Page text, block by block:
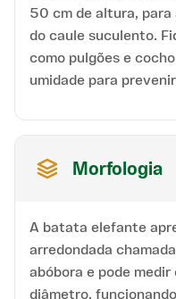
50 cm de altura,
do caule suculento.
como pulgões e
umidade para
Morfologia
A batata elefante
arredondada
abóbora e pode
diâmetro,